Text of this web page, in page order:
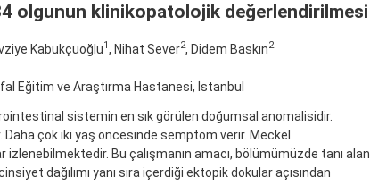
olgunun klinikopatolojik değerlendirilmesi
Kabukçuoğlu1 , Nihat Sever2, Didem Baskın2
Eğitim ve Araştırma Hastanesi, İstanbul
sistemin en sık görülen doğumsal anomalisidir.
Daha çok iki yaş öncesinde semptom verir. Meckel
Bu çalışmanın amacı, bölümümüzde tanı alan
dağılımı yanı sıra içerdiği ektopik dokular açısından